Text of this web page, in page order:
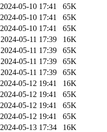
2024-05-10 17:41
65K
2024-05-10 17:41
65K
2024-05-10 17:41
65K
2024-05-11 17:39
16K
2024-05-11 17:39
65K
2024-05-11 17:39
65K
2024-05-11 17:39
65K
2024-05-12 19:41
16K
2024-05-12 19:41
65K
2024-05-12 19:41
65K
2024-05-12 19:41
65K
2024-05-13 17:34
16K